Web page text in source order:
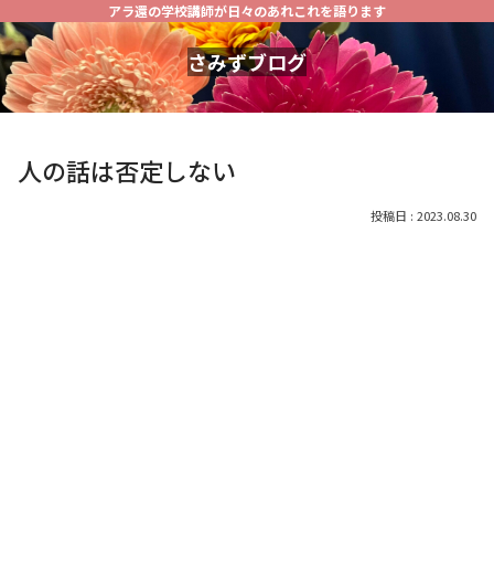
アラ還の学校講師が日々のあれこれを語ります
さみずブログ
人の話は否定しない
2023.08.30